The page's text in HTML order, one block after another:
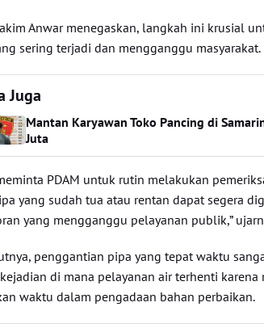
Anwar menegaskan, langkah ini krusial
sering terjadi dan mengganggu masyarakat.
Juga
Mantan Karyawan Toko Pancing di
Juta
PDAM untuk rutin melakukan
yang sudah tua atau rentan dapat segera
yang mengganggu pelayanan publik,”
penggantian pipa yang tepat waktu
di mana pelayanan air terhenti karena
waktu dalam pengadaan bahan perbaikan.